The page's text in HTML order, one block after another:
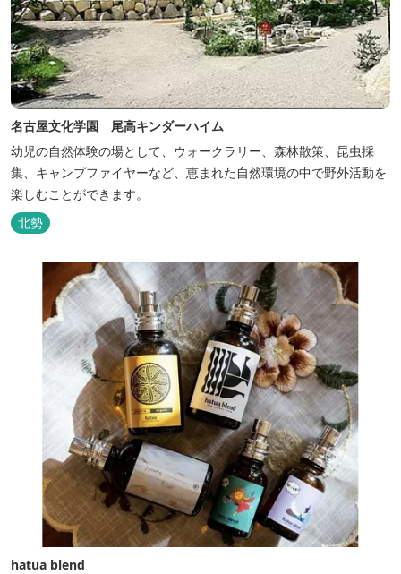
名古屋文化学園 尾高キンダーハイム
幼児の自然体験の場として、ウォークラリー、森林散策、昆虫採
集、キャンプファイヤーなど、恵まれた自然環境の中で野外活動を
楽しむことができます。
北勢
hatua blend